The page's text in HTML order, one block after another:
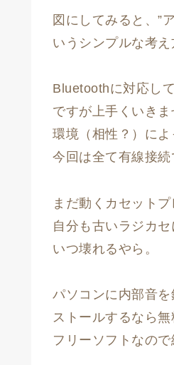
図にしてみると、”
いうシンプルな考え
Bluetoothに対応し
ですが上手くいきま
環境（相性？）によ
今回は全て有線接続
まだ動くカセット
自分も古いラジカ
いつ壊れるやら。
パソコンに内部音
ストールするなら
フリーソフトなの